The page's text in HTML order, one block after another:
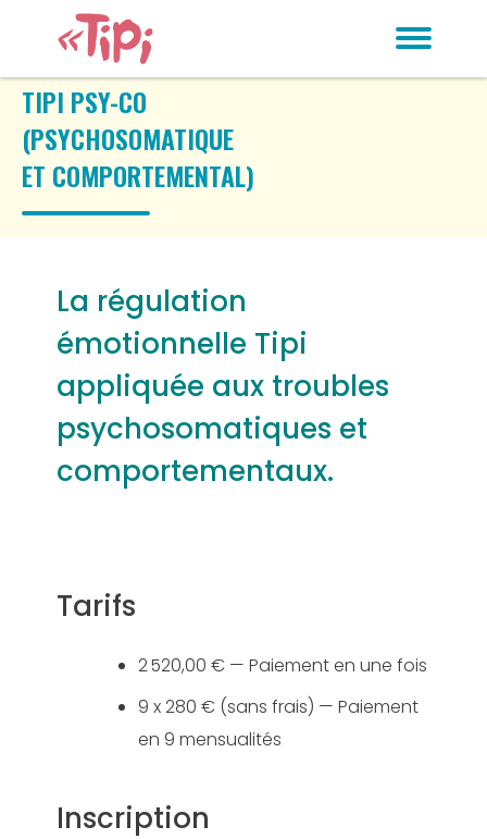
TIPI PSY-CO
(PSYCHOSOMATIQUE
ET COMPORTEMENTAL)
La régulation
émotionnelle Tipi
appliquée aux troubles
psychosomatiques et
comportementaux.
Tarifs
2 520,00 € — Paiement en une fois
9 x 280 € (sans frais) — Paiement
en 9 mensualités
Inscription